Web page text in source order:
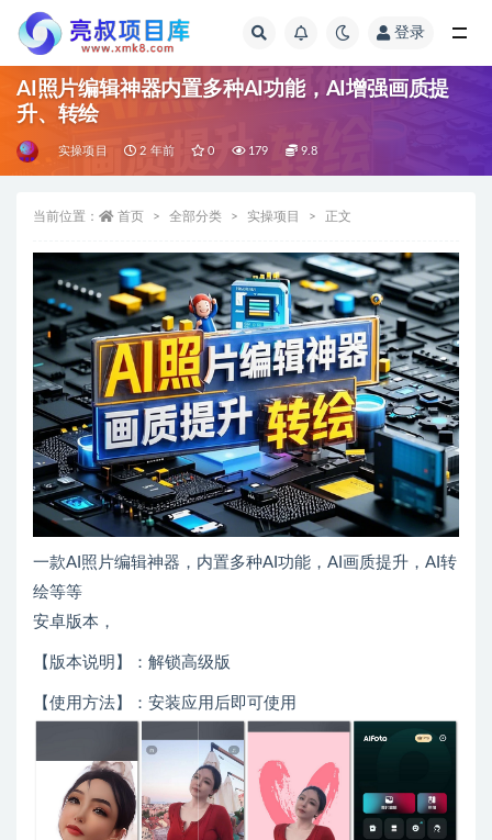
登录
AI照片编辑神器内置多种AI功能，AI增强画质提
升、转绘
实操项目 2 年前 0 179 9.8
当前位置： 首页 全部分类 实操项目 正文
一款AI照片编辑神器，内置多种AI功能，AI画质提升，AI转
绘等等
安卓版本，
【版本说明】：解锁高级版
【使用方法】：安装应用后即可使用